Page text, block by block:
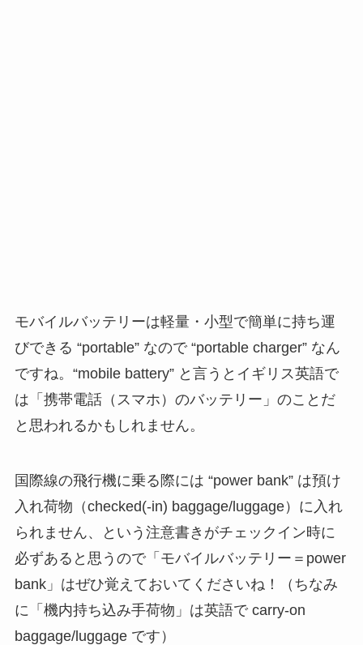
モバイルバッテリーは軽量・小型で簡単に持ち運
びできる “portable” なので “portable charger” なん
ですね。“mobile battery” と言うとイギリス英語で
は「携帯電話（スマホ）のバッテリー」のことだ
と思われるかもしれません。
国際線の飛行機に乗る際には “power bank” は預け
入れ荷物（checked(-in) baggage/luggage）に入れ
られません、という注意書きがチェックイン時に
必ずあると思うので「モバイルバッテリー＝power
bank」はぜひ覚えておいてくださいね！（ちなみ
に「機内持ち込み手荷物」は英語で carry-on
baggage/luggage です）